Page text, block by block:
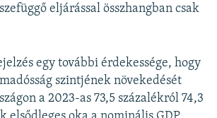
eljárással összhangban csak
egy további érdekessége, hogy
szintjének növekedését
a 2023-as 73,5 százalékról 74,3